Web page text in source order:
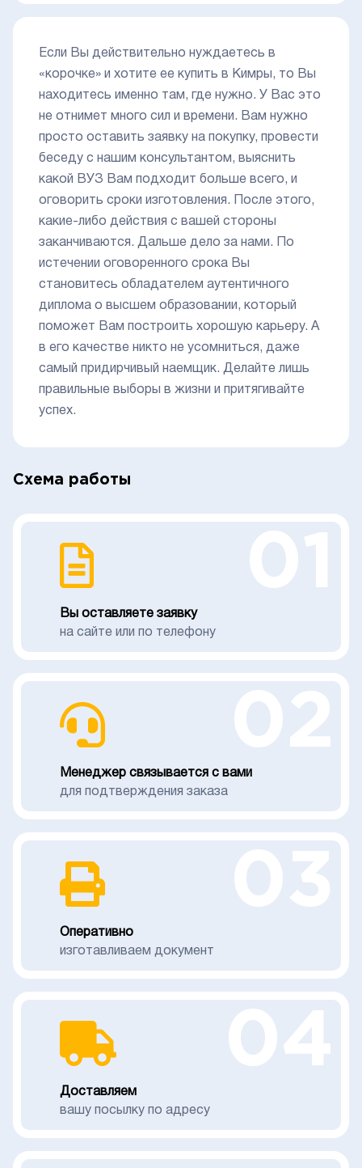
Если Вы действительно нуждаетесь в
«корочке» и хотите ее купить в Кимры, то Вы
находитесь именно там, где нужно. У Вас это
не отнимет много сил и времени. Вам нужно
просто оставить заявку на покупку, провести
беседу с нашим консультантом, выяснить
какой ВУЗ Вам подходит больше всего, и
оговорить сроки изготовления. После этого,
какие-либо действия с вашей стороны
заканчиваются. Дальше дело за нами. По
истечении оговоренного срока Вы
становитесь обладателем аутентичного
диплома о высшем образовании, который
поможет Вам построить хорошую карьеру. А
в его качестве никто не усомниться, даже
самый придирчивый наемщик. Делайте лишь
правильные выборы в жизни и притягивайте
успех.
Схема работы
Вы оставляете заявку
на сайте или по телефону
Менеджер связывается с вами
для подтверждения заказа
Оперативно
изготавливаем документ
Доставляем
вашу посылку по адресу